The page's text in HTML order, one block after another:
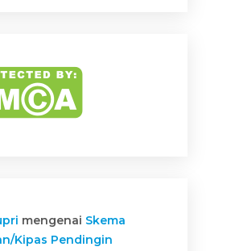
mengenai Skema
Kipas Pendingin